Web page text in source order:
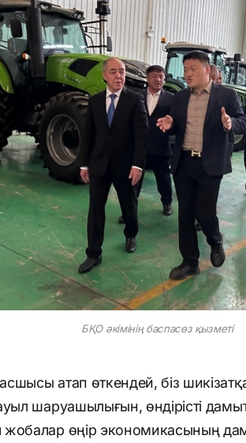
БҚО әкімінің баспасөз қызметі
атап өткендей, біз
шаруашылығын, өндірісті
өңір экономикасының